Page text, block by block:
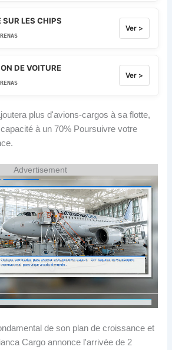
SUR LES CHIPS
Ver >
DE VOITURE
Ver >
plus d'avions-cargos à sa flotte,
à un 70% Poursuivre votre
Advertisement
de son plan de croissance et
Cargo annonce l'arrivée de 2